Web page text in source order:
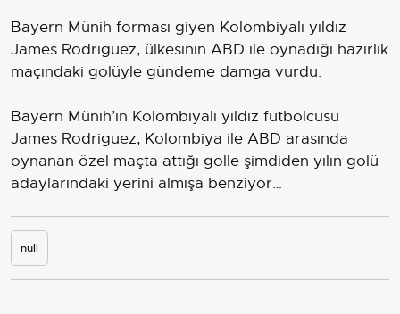
Bayern Münih forması giyen Kolombiyalı yıldız
James Rodriguez, ülkesinin ABD ile oynadığı hazırlık
maçındaki golüyle gündeme damga vurdu.
Bayern Münih’in Kolombiyalı yıldız futbolcusu
James Rodriguez, Kolombiya ile ABD arasında
oynanan özel maçta attığı golle şimdiden yılın golü
adaylarındaki yerini almışa benziyor…
null